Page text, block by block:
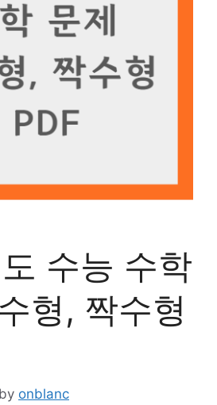
수능 수학
형, 짝수형
by onblanc